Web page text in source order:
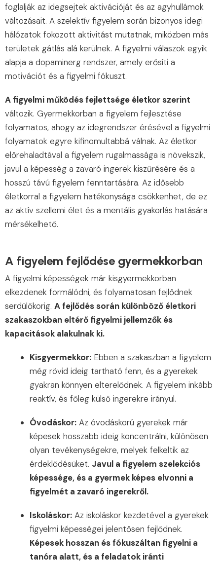
foglalják az idegsejtek aktivációját és az agyhullámok
változásait. A szelektív figyelem során bizonyos idegi
hálózatok fokozott aktivitást mutatnak, miközben más
területek gátlás alá kerülnek. A figyelmi válaszok egyik
alapja a dopaminerg rendszer, amely erősíti a
motivációt és a figyelmi fókuszt.
A figyelmi működés fejlettsége életkor szerint
változik. Gyermekkorban a figyelem fejlesztése
folyamatos, ahogy az idegrendszer érésével a figyelmi
folyamatok egyre kifinomultabbá válnak. Az életkor
előrehaladtával a figyelem rugalmassága is növekszik,
javul a képesség a zavaró ingerek kiszűrésére és a
hosszú távú figyelem fenntartására. Az idősebb
életkorral a figyelem hatékonysága csökkenhet, de ez
az aktív szellemi élet és a mentális gyakorlás hatására
mérsékelhető.
A figyelem fejlődése gyermekkorban
A figyelmi képességek már kisgyermekkorban
elkezdenek formálódni, és folyamatosan fejlődnek
serdülőkorig. A fejlődés során különböző életkori
szakaszokban eltérő figyelmi jellemzők és
kapacitások alakulnak ki.
Kisgyermekkor: Ebben a szakaszban a figyelem
még rövid ideig tartható fenn, és a gyerekek
gyakran könnyen elterelődnek. A figyelem inkább
reaktív, és főleg külső ingerekre irányul.
Óvodáskor: Az óvodáskorú gyerekek már
képesek hosszabb ideig koncentrálni, különösen
olyan tevékenységekre, melyek felkeltik az
érdeklődésüket. Javul a figyelem szelekciós
képessége, és a gyermek képes elvonni a
figyelmét a zavaró ingerekről.
Iskoláskor: Az iskoláskor kezdetével a gyerekek
figyelmi képességei jelentősen fejlődnek.
Képesek hosszan és fókuszáltan figyelni a
tanóra alatt, és a feladatok iránti